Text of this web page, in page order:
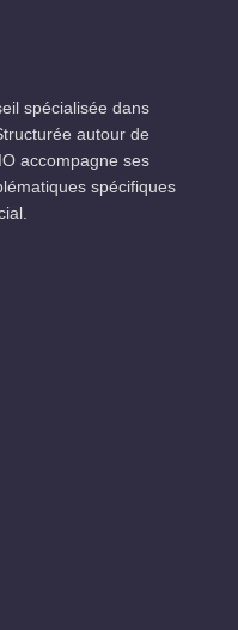
spécialisée dans
autour de
accompagne ses
spécifiques